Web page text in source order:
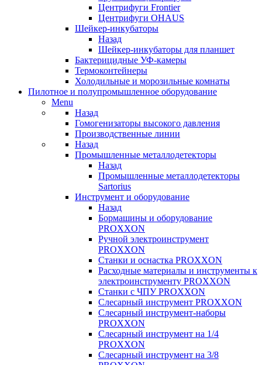
Центрифуги Frontier
Центрифуги OHAUS
Шейкер-инкубаторы
Назад
Шейкер-инкубаторы для планшет
Бактерицидные УФ-камеры
Термоконтейнеры
Холодильные и морозильные комнаты
Пилотное и полупромышленное оборудование
Menu
Назад
Гомогенизаторы высокого давления
Производственные линии
Назад
Промышленные металлодетекторы
Назад
Промышленные металлодетекторы
Sartorius
Инструмент и оборудование
Назад
Бормашины и оборудование
PROXXON
Ручной электроинструмент
PROXXON
Cтанки и оснастка PROXXON
Расходные материалы и инструменты к
электроинструменту PROXXON
Станки с ЧПУ PROXXON
Слесарный инструмент PROXXON
Слесарный инструмент-наборы
PROXXON
Слесарный инструмент на 1/4
PROXXON
Слесарный инструмент на 3/8